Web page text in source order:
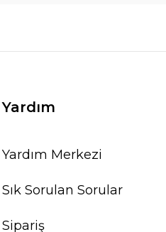
Yardım
Yardım Merkezi
Sık Sorulan Sorular
Sipariş